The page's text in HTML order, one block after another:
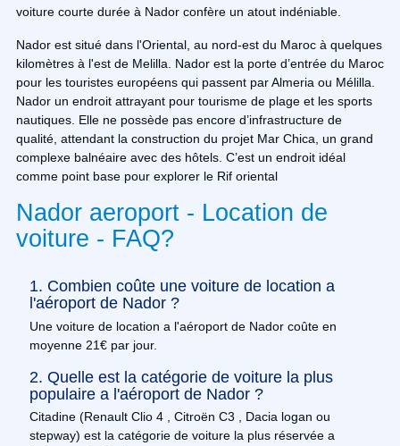
voiture courte durée à Nador confère un atout indéniable.
Nador est situé dans l'Oriental, au nord-est du Maroc à quelques
kilomètres à l'est de Melilla. Nador est la porte d’entrée du Maroc
pour les touristes européens qui passent par Almeria ou Mélilla.
Nador un endroit attrayant pour tourisme de plage et les sports
nautiques. Elle ne possède pas encore d’infrastructure de
qualité, attendant la construction du projet Mar Chica, un grand
complexe balnéaire avec des hôtels. C’est un endroit idéal
comme point base pour explorer le Rif oriental
Nador aeroport - Location de
voiture - FAQ?
1. Combien coûte une voiture de location a
l'aéroport de Nador ?
Une voiture de location a l'aéroport de Nador coûte en
moyenne 21€ par jour.
2. Quelle est la catégorie de voiture la plus
populaire a l'aéroport de Nador ?
Citadine (Renault Clio 4 , Citroën C3 , Dacia logan ou
stepway) est la catégorie de voiture la plus réservée a